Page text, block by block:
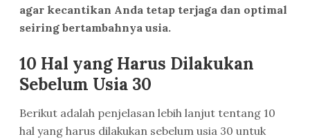
agar kecantikan Anda tetap terjaga dan optimal
seiring bertambahnya usia.
10 Hal yang Harus Dilakukan
Sebelum Usia 30
Berikut adalah penjelasan lebih lanjut tentang 10
hal yang harus dilakukan sebelum usia 30 untuk